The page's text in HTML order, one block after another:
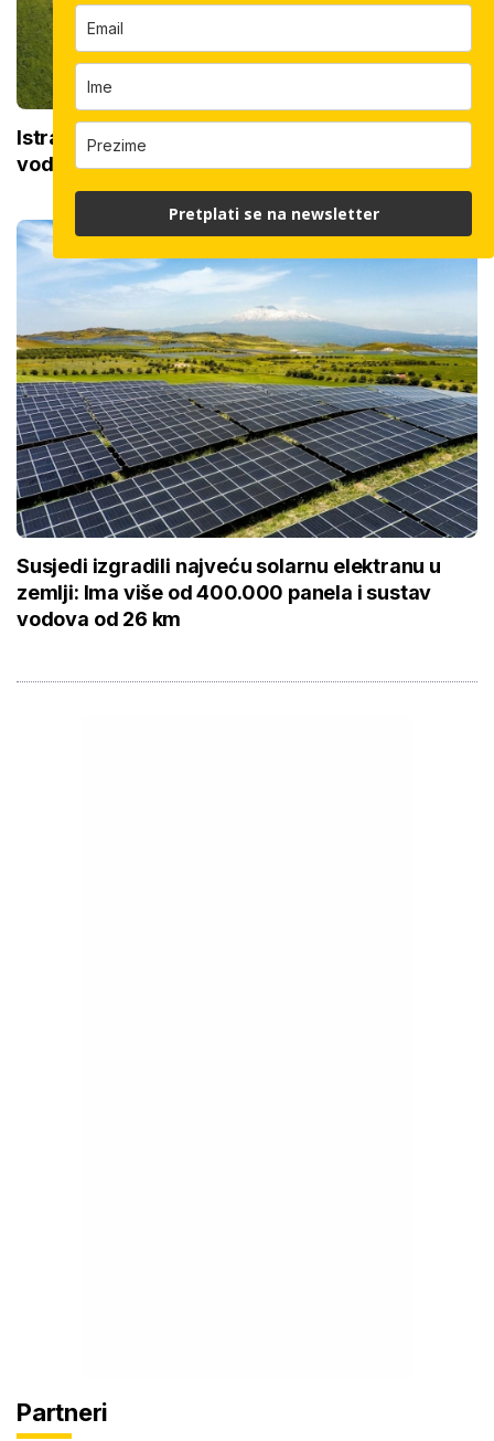
Istra dobila zanimljiv tematski park posvećen
vodi: U njemu će posebno uživati djeca i obitelji
Susjedi izgradili najveću solarnu elektranu u
zemlji: Ima više od 400.000 panela i sustav
vodova od 26 km
Partneri
Pretplati se na newsletter